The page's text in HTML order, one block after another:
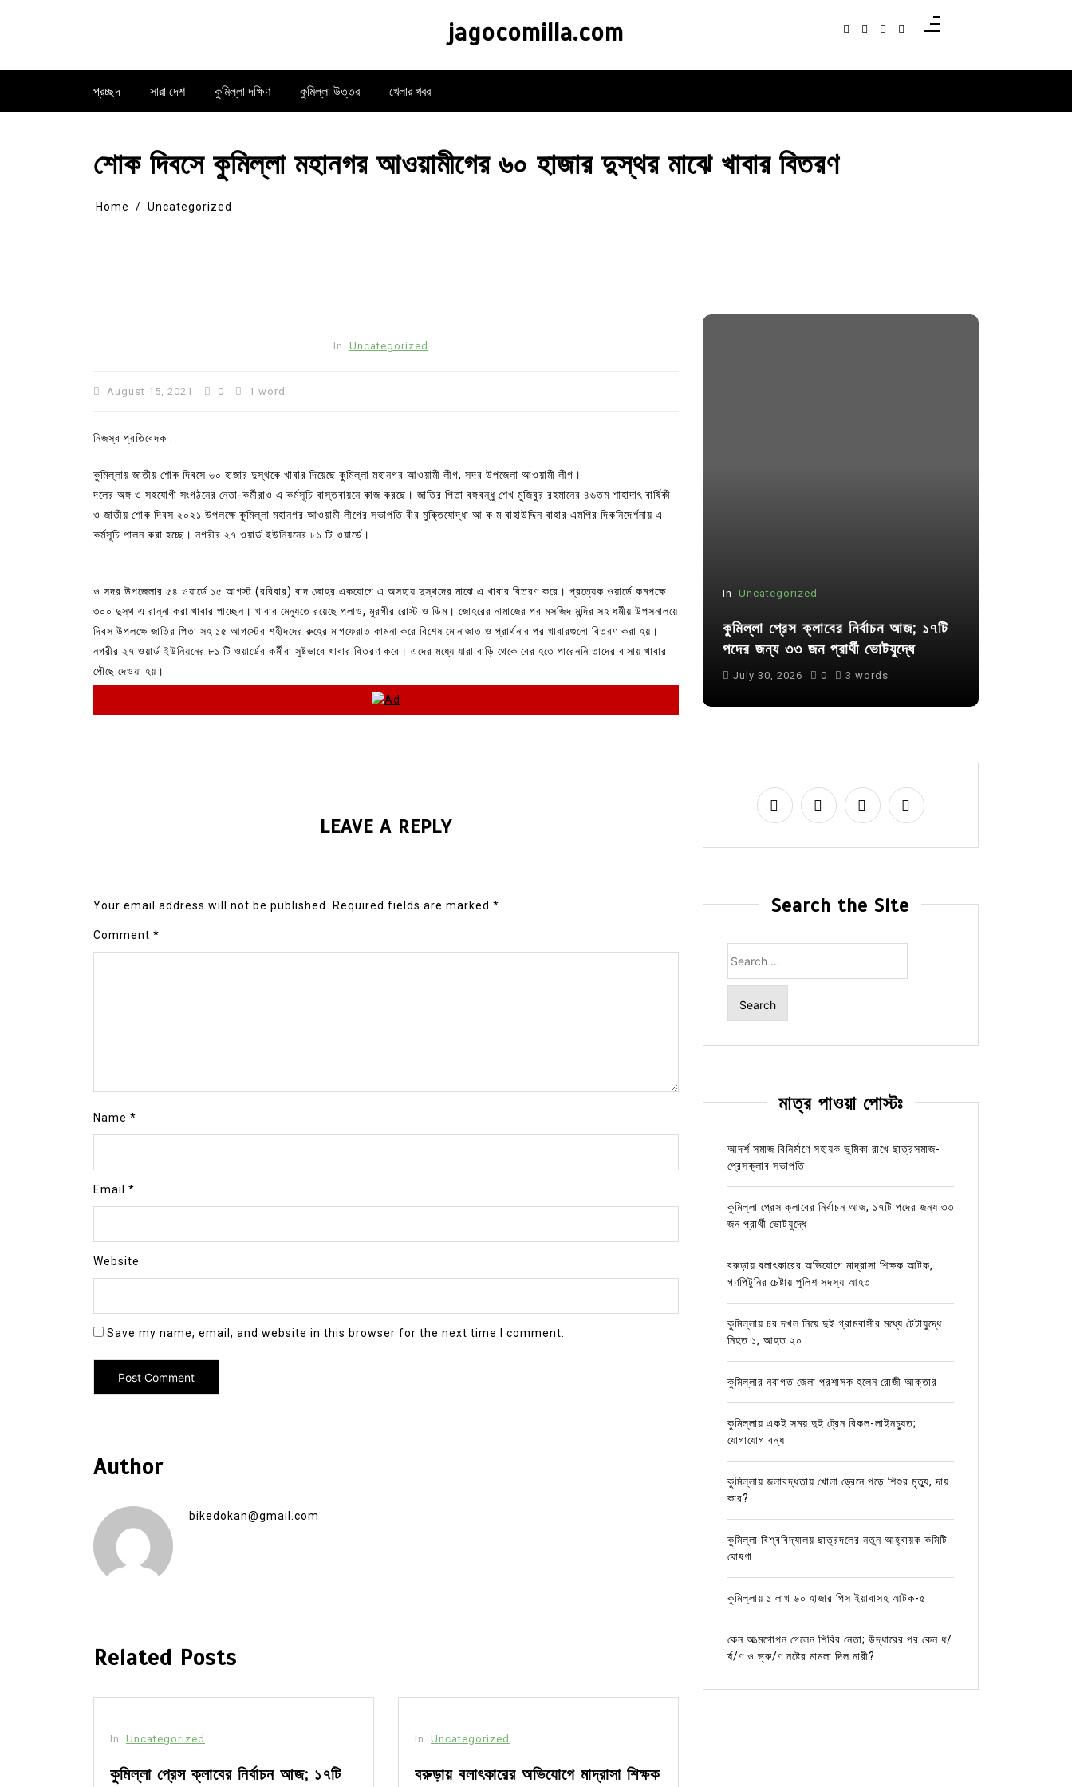
jagocomilla.com
প্রচ্ছদ সারা দেশ কুমিল্লা দক্ষিণ কুমিল্লা উত্তর খেলার খবর
শোক দিবসে কুমিল্লা মহানগর আওয়ামীগের ৬০ হাজার দুস্থর মাঝে খাবার বিতরণ
Home Uncategorized
In Uncategorized
August 15, 2021 0 1 word
নিজস্ব প্রতিবেদক :
কুমিল্লায় জাতীয় শোক দিবসে ৬০ হাজার দুস্থকে খাবার দিয়েছে কুমিল্লা মহানগর আওয়ামী লীগ, সদর উপজেলা আওয়ামী লীগ।
দলের অঙ্গ ও সহযোগী সংগঠনের নেতা-কর্মীরাও এ কর্মসূচি বাস্তবায়নে কাজ করছে। জাতির পিতা বঙ্গবন্ধু শেখ মুজিবুর রহমানের ৪৬তম শাহাদাৎ বার্ষিকী
ও জাতীয় শোক দিবস ২০২১ উপলক্ষে কুমিল্লা মহানগর আওয়ামী লীগের সভাপতি বীর মুক্তিযোদ্ধা আ ক ম বাহাউদ্দিন বাহার এমপির দিকনিদের্শনায় এ
কর্মসূচি পালন করা হচ্ছে। নগরীর ২৭ ওয়ার্ড ইউনিয়নের ৮১ টি ওয়ার্ডে।
ও সদর উপজেলার ৫৪ ওয়ার্ডে ১৫ আগস্ট (রবিবার) বাদ জোহর একযোগে এ অসহায় দুস্থদের মাঝে এ খাবার বিতরণ করে। প্রত্যেক ওয়ার্ডে কমপক্ষে
৩০০ দুস্থ এ রান্না করা খাবার পাচ্ছেন। খাবার মেন্যুতে রয়েছে পলাও, মুরগীর রোস্ট ও ডিম। জোহরের নামাজের পর মসজিদ মন্দির সহ ধর্মীয় উপসনালয়ে
দিবস উপলক্ষে জাতির পিতা সহ ১৫ আগস্টের শহীদদের রুহের মাগফেরাত কামনা করে বিশেষ মোনাজাত ও প্রার্থনার পর খাবারগুলো বিতরণ করা হয়।
নগরীর ২৭ ওয়ার্ড ইউনিয়নের ৮১ টি ওয়ার্ডের কর্মীরা সুষ্টভাবে খাবার বিতরণ করে। এদের মধ্যে যারা বাড়ি থেকে বের হতে পারেননি তাদের বাসায় খাবার
পৌছে দেওয়া হয়।
LEAVE A REPLY
Your email address will not be published. Required fields are marked *
Comment *
Name *
Email *
Website
Save my name, email, and website in this browser for the next time I comment.
Author
bikedokan@gmail.com
Related Posts
In Uncategorized
কুমিল্লা প্রেস ক্লাবের নির্বাচন আজ; ১৭টি
In Uncategorized
বরুড়ায় বলাৎকারের অভিযোগে মাদ্রাসা শিক্ষক
In Uncategorized
কুমিল্লা প্রেস ক্লাবের নির্বাচন আজ; ১৭টি
পদের জন্য ৩৩ জন প্রার্থী ভোটযুদ্ধে
In Uncategorized
আদর্শ সমাজ বিনির্মাণে সহায়ক ভুমিকা রাখে
ছাত্রসমাজ- প্রেসক্লাব সভাপতি
In Uncategorized
কুমিল্লা প্রেস ক্লাবের নির্বাচন আজ; ১৭টি
পদের জন্য ৩৩ জন প্রার্থী ভোটযুদ্ধে
July 30, 2026 0 3 words
Search the Site
for:
মাত্র পাওয়া পোস্টঃ
আদর্শ সমাজ বিনির্মাণে সহায়ক ভুমিকা রাখে ছাত্রসমাজ-
প্রেসক্লাব সভাপতি
কুমিল্লা প্রেস ক্লাবের নির্বাচন আজ; ১৭টি পদের জন্য ৩৩
জন প্রার্থী ভোটযুদ্ধে
বরুড়ায় বলাৎকারের অভিযোগে মাদ্রাসা শিক্ষক আটক,
গণপিটুনির চেষ্টায় পুলিশ সদস্য আহত
কুমিল্লায় চর দখল নিয়ে দুই গ্রামবাসীর মধ্যে টেটাযুদ্ধে
নিহত ১, আহত ২০
কুমিল্লার নবাগত জেলা প্রশাসক হলেন রোজী আক্তার
কুমিল্লায় একই সময় দুই ট্রেন বিকল-লাইনচ্যুত;
যোগাযোগ বন্ধ
কুমিল্লায় জলাবদ্ধতায় খোলা ড্রেনে পড়ে শিশুর মৃত্যু, দায়
কার?
কুমিল্লা বিশ্ববিদ্যালয় ছাত্রদলের নতুন আহ্বায়ক কমিটি
ঘোষণা
কুমিল্লায় ১ লাখ ৬০ হাজার পিস ইয়াবাসহ আটক-৫
কেন আত্মগোপন গেলেন শিবির নেতা; উদ্ধারের পর কেন ধ/
র্ষ/ণ ও ভ্রু/ণ নষ্টের মামলা দিল নারী?